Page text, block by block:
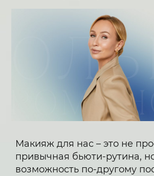
Макияж для нас – это не
привычная бьюти-рутина,
возможность по-другому